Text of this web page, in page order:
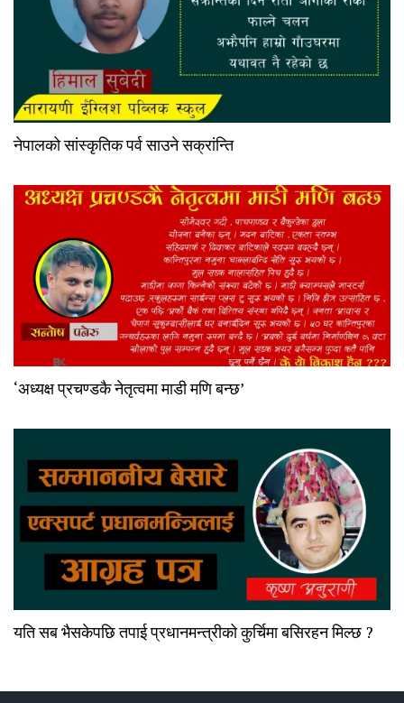
नेपालको सांस्कृतिक पर्व साउने सक्रांन्ति
‘अध्यक्ष प्रचण्डकै नेतृत्वमा माडी मणि बन्छ’
यति सब भैसकेपछि तपाई प्रधानमन्त्रीको कुर्चिमा बसिरहन मिल्छ ?